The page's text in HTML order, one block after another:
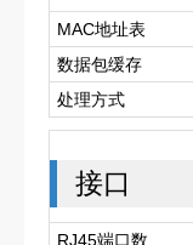
MAC地址表
数据包缓存
处理方式
接口
RJ45端口数